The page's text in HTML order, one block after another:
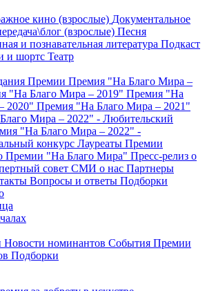
кино (взрослые) Документальное
(взрослые) Песня
и познавательная литература Подкаст
и шортс Театр
Премии Премия "На Благо Мира –
"На Благо Мира – 2019" Премия "На
2020" Премия "На Благо Мира – 2021"
Мира – 2022" - Любительский
"На Благо Мира – 2022" -
конкурс Лауреаты Премии
Премии "На Благо Мира" Пресс-релиз о
совет СМИ о нас Партнеры
Вопросы и ответы Подборки
Новости номинантов События Премии
Подборки